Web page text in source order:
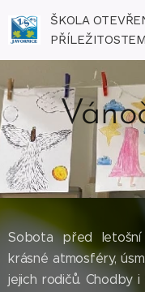
ŠKOLA
PŘÍLEŽITOSTEM
Sobota před
krásné atmosféry,
jejich rodičů. Chodby